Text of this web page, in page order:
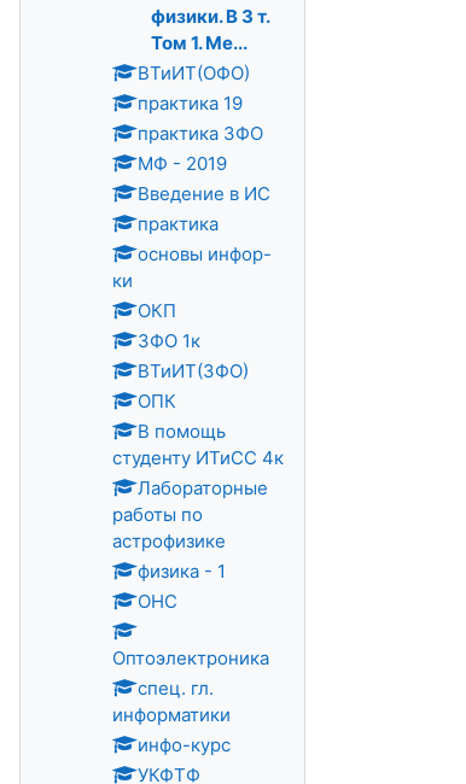
физики. В 3 т.
Том 1. Ме...
ВТиИТ(ОФО)
практика 19
практика ЗФО
МФ - 2019
Введение в ИС
практика
основы инфор-
ки
ОКП
ЗФО 1к
ВТиИТ(ЗФО)
ОПК
В помощь
студенту ИТиСС 4к
Лабораторные
работы по
астрофизике
физика - 1
ОНС
Оптоэлектроника
спец. гл.
информатики
инфо-курс
УКФТФ